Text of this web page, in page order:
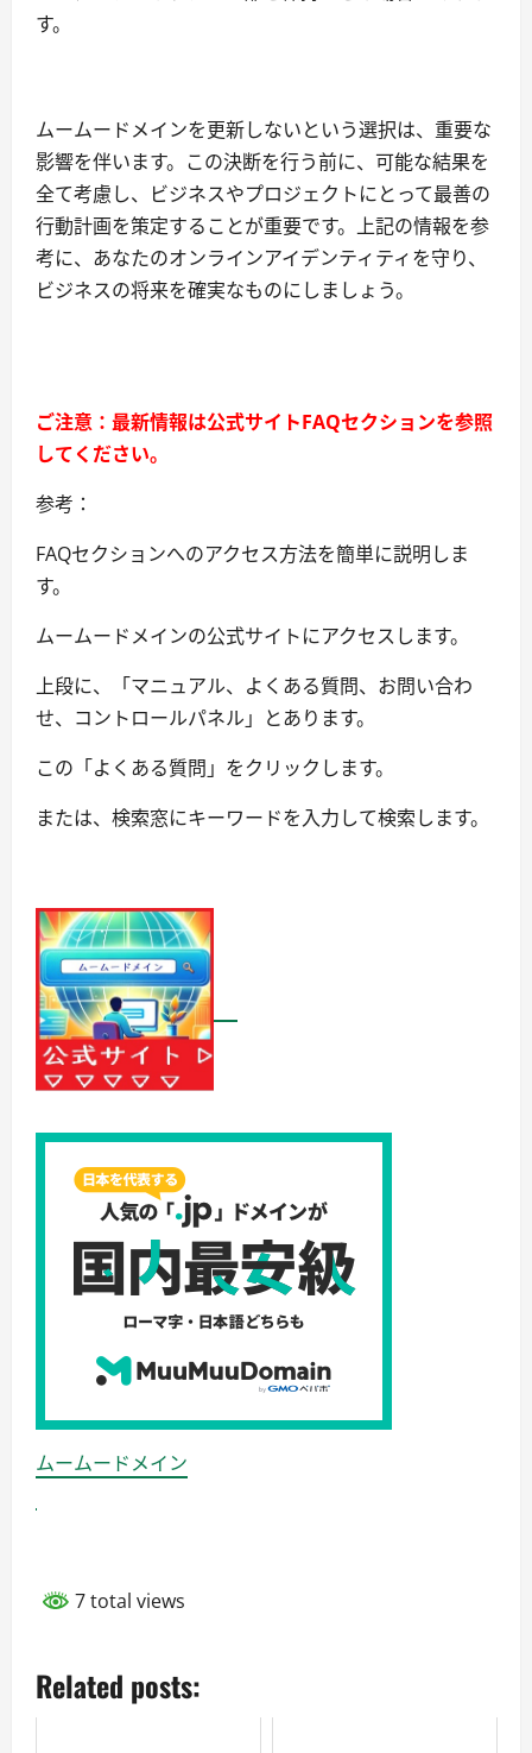
す。
ムームードメインを更新しないという選択は、重要な
影響を伴います。この決断を行う前に、可能な結果を
全て考慮し、ビジネスやプロジェクトにとって最善の
行動計画を策定することが重要です。上記の情報を参
考に、あなたのオンラインアイデンティティを守り、
ビジネスの将来を確実なものにしましょう。
ご注意：最新情報は公式サイトFAQセクションを参照
してください。
参考：
FAQセクションへのアクセス方法を簡単に説明しま
す。
ムームードメインの公式サイトにアクセスします。
上段に、「マニュアル、よくある質問、お問い合わ
せ、コントロールパネル」とあります。
この「よくある質問」をクリックします。
または、検索窓にキーワードを入力して検索します。
ムームードメイン
7 total views
Related posts: